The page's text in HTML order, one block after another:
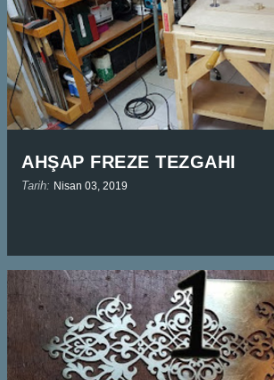
AHŞAP FREZE TEZGAHI
Tarih: Nisan 03, 2019